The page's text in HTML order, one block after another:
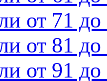
от 71 до
от 81 до
от 91 до